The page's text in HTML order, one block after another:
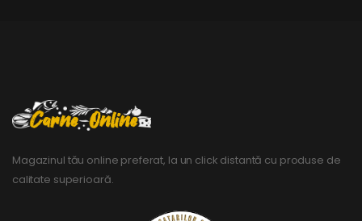
Magazinul tău online preferat, la un click distantă cu produse de
calitate superioară.